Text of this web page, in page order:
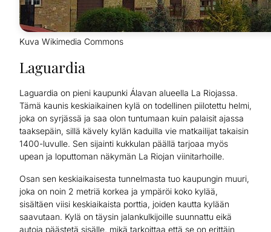
Kuva Wikimedia Commons
Laguardia
Laguardia on pieni kaupunki Álavan alueella La Riojassa.
Tämä kaunis keskiaikainen kylä on todellinen piilotettu helmi,
joka on syrjässä ja saa olon tuntumaan kuin palaisit ajassa
taaksepäin, sillä kävely kylän kaduilla vie matkailijat takaisin
1400-luvulle. Sen sijainti kukkulan päällä tarjoaa myös
upean ja loputtoman näkymän La Riojan viinitarhoille.
Osan sen keskiaikaisesta tunnelmasta tuo kaupungin muuri,
joka on noin 2 metriä korkea ja ympäröi koko kylää,
sisältäen viisi keskiaikaista porttia, joiden kautta kylään
saavutaan. Kylä on täysin jalankulkijoille suunnattu eikä
autoja päästetä sisälle, mikä tarkoittaa että se on erittäin